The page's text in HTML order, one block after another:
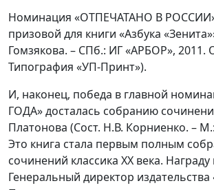
Номинация «ОТПЕЧАТАНО В
призовой для книги «Азбука
Гомзякова. – СПб.: ИГ «АРБОР», 2011.
Типография «УП-Принт»).
И, наконец, победа в главной
ГОДА» досталась собранию
Платонова (Сост. Н.В. Корниенко. –
Это книга стала первым полным
сочинений классика XX века.
Генеральный директор